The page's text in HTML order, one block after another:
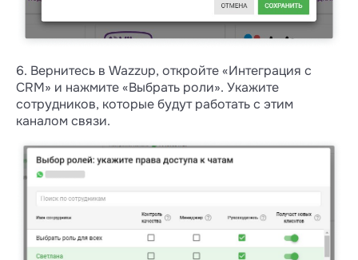
6. Вернитесь в Wazzup, откройте «Интеграция с
CRM» и нажмите «Выбрать роли». Укажите
сотрудников, которые будут работать с этим
каналом связи.